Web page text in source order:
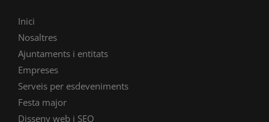
Inici
Nosaltres
Ajuntaments i entitats
Empreses
Serveis per esdeveniments
Festa major
Disseny web i SEO